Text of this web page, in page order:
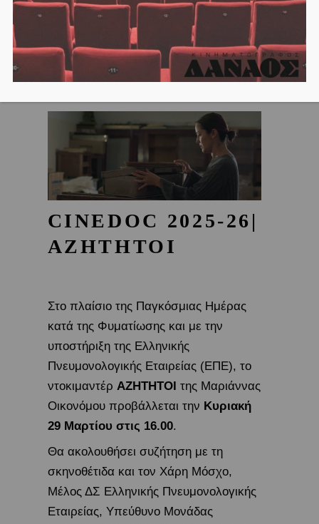
CINEDOC 2025-26|
ΑΖΗΤΗΤΟΙ
Στο πλαίσιο της Παγκόσμιας Ημέρας
κατά της Φυματίωσης και με την
υποστήριξη της Ελληνικής
Πνευμονολογικής Εταιρείας (ΕΠΕ), το
ντοκιμαντέρ ΑΖΗΤΗΤΟΙ της Μαριάννας
Οικονόμου προβάλλεται την Κυριακή
29 Μαρτίου στις 16.00.
Θα ακολουθήσει συζήτηση με τη
σκηνοθέτιδα και τον Χάρη Μόσχο,
Μέλος ΔΣ Ελληνικής Πνευμονολογικής
Εταιρείας, Υπεύθυνο Μονάδας